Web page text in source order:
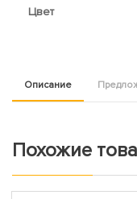
Цвет
Описание
Похожие